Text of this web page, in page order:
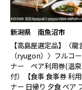
新潟県 南魚沼市
【高島屋選定品】〈龍
（ryugon）〉フルコ
ナー ペア利用券(温
付）【食事 食事券 利
ナー 日帰り 夕食 ペア